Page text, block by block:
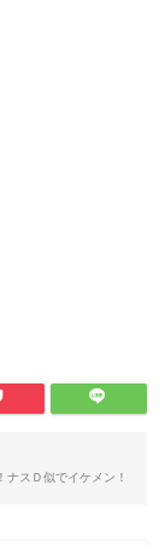
スＤ似でイケメン！